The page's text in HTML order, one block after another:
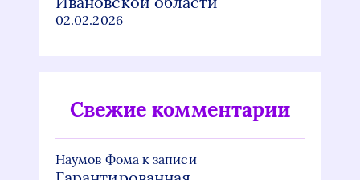
02.02.2026
Свежие комментарии
Наумов Фома к записи